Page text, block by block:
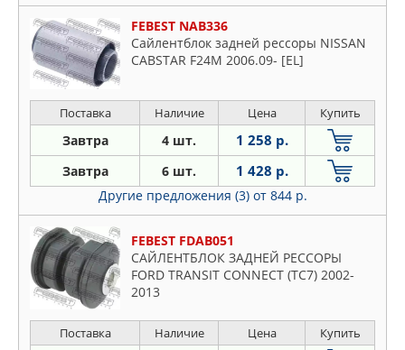
FEBEST NAB336
Сайлентблок задней рессоры NISSAN
CABSTAR F24M 2006.09- [EL]
Поставка Наличие Цена Купить
Завтра 4 шт. 1 258 р.
Завтра 6 шт. 1 428 р.
Другие предложения (3) от 844 р.
FEBEST FDAB051
САЙЛЕНТБЛОК ЗАДНЕЙ РЕССОРЫ
FORD TRANSIT CONNECT (TC7) 2002-
2013
Поставка Наличие Цена Купить